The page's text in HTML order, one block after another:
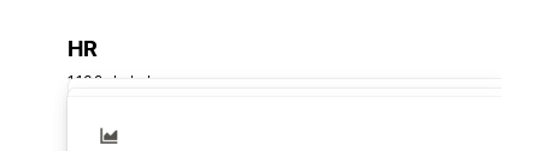
HR
1.132 skabelon